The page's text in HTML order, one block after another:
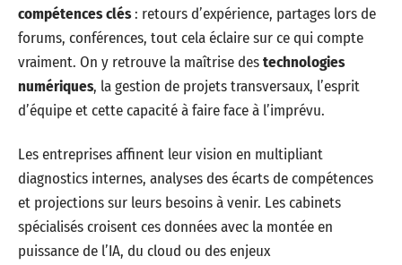
compétences clés: retours d’expérience, partages lors de
forums, conférences, tout cela éclaire sur ce qui compte
vraiment. On y retrouve la maîtrise destechnologies
numériques, la gestion de projets transversaux, l’esprit
d’équipe et cette capacité à faire face à l’imprévu.
Les entreprises affinent leur vision en multipliant
diagnostics internes, analyses des écarts de compétences
et projections sur leurs besoins à venir. Les cabinets
spécialisés croisent ces données avec la montée en
puissance de l’IA, du cloud ou des enjeux